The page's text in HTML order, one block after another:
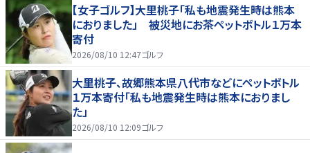
【女子ゴルフ】大里桃子「私も地震発生時は熊本
におりました」 被災地にお茶ペットボトル１万本
寄付
2026/08/10 12:47ゴルフ
大里桃子、故郷熊本県八代市などにペットボトル
１万本寄付「私も地震発生時は熊本におりまし
た」
2026/08/10 12:09ゴルフ